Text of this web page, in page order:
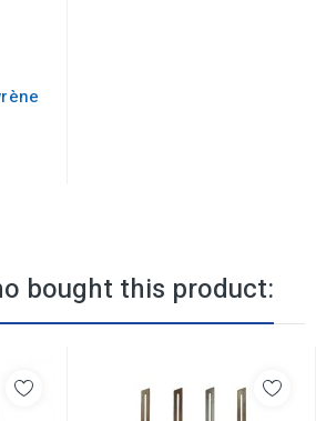
bought this product: